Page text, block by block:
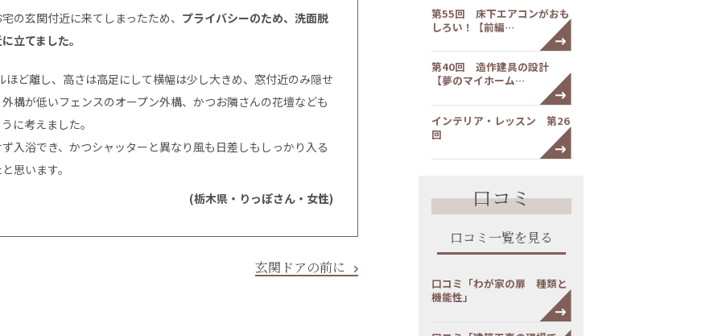
の玄関付近に来てしまったため、 プライバシーのため、洗面脱
立てました。
ほど離し、高さは高足にして横幅は少し大きめ、窓付近のみ隠せ
構が低いフェンスのオープン外構、かつお隣さんの花壇なども
に考えました。
入浴でき、かつシャッターと異なり風も日差しもしっかり入る
思います。
(栃木県・りっぽさん・女性)
玄関ドアの前に
第55回 床下エアコンがおも
しろい！【前編…
第40回 造作建具の設計
【夢のマイホーム…
インテリア・レッスン 第26
回
口コミ
口コミ一覧を見る
口コミ「わが家の扉 種類と
機能性」